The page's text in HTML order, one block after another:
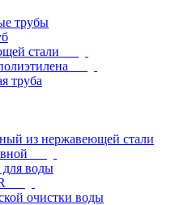
трубы
стали
труба
из нержавеющей стали
для воды
очистки воды